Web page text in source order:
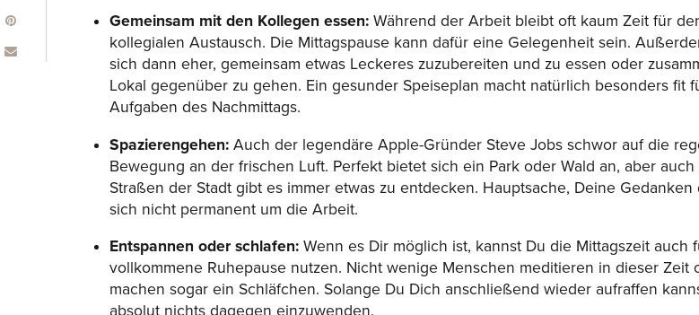
Gemeinsam mit den Kollegen essen: Während der Arbeit bleibt oft kaum Zeit für
kollegialen Austausch. Die Mittagspause kann dafür eine Gelegenheit sein.
sich dann eher, gemeinsam etwas Leckeres zuzubereiten und zu essen oder
Lokal gegenüber zu gehen. Ein gesunder Speiseplan macht natürlich besonders fit
Aufgaben des Nachmittags.
Spazierengehen: Auch der legendäre Apple-Gründer Steve Jobs schwor auf die
Bewegung an der frischen Luft. Perfekt bietet sich ein Park oder Wald an, aber auch
Straßen der Stadt gibt es immer etwas zu entdecken. Hauptsache, Deine Gedanken
sich nicht permanent um die Arbeit.
Entspannen oder schlafen: Wenn es Dir möglich ist, kannst Du die Mittagszeit auch
vollkommene Ruhepause nutzen. Nicht wenige Menschen meditieren in dieser Zeit
machen sogar ein Schläfchen. Solange Du Dich anschließend wieder aufraffen